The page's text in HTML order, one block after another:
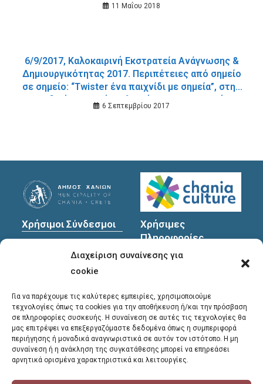
Διαχείριση συναίνεσης για
cookie
Για να παρέχουμε τις καλύτερες εμπειρίες, χρησιμοποιούμε
τεχνολογίες όπως τα cookies για την αποθήκευση ή/και την πρόσβαση
σε πληροφορίες συσκευής. Η συναίνεση σε αυτές τις τεχνολογίες θα
μας επιτρέψει να επεξεργαζόμαστε δεδομένα όπως η συμπεριφορά
περιήγησης ή μοναδικά αναγνωριστικά σε αυτόν τον ιστότοπο. Η μη
συναίνεση ή η ανάκληση της συγκατάθεσης μπορεί να επηρεάσει
αρνητικά ορισμένα χαρακτηριστικά και λειτουργίες.
11 Μαΐου 2018
6/9/2017, Καλοκαιρινή Εκστρατεία Ανάγνωσης &
Δημιουργικότητας 2017. Περιπέτειες από σημείο
σε σημείο: “Twister ένα παιχνίδι με σημεία”, στην
Παιδική-Εφηβική Βιβλιοθήκη της Δημοτικής
Ενότητας Σούδας.
6 Σεπτεμβρίου 2017
Χρήσιμοι Σύνδεσμοι
Προσωπικών
Χρήσιμες
Πληροφορίες
Διεύθυνση
Χανιά, 731 35
Τηλέφωνα
επικοινωνίας:
28213 41661
28213